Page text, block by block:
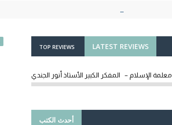
LATEST REVIEWS
TOP REVIEWS
معلمة الإسلام – المفكر الكبير الأستاذ أنور الجندي
أحدث الكتب